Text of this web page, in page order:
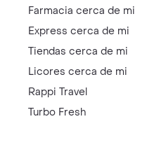
Farmacia cerca de mi
Express cerca de mi
Tiendas cerca de mi
Licores cerca de mi
Rappi Travel
Turbo Fresh